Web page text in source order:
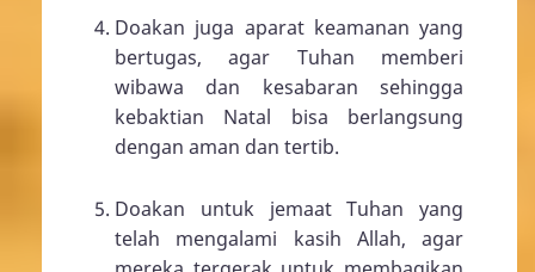
Doakan juga aparat keamanan yang
bertugas, agar Tuhan memberi
wibawa dan kesabaran sehingga
kebaktian Natal bisa berlangsung
dengan aman dan tertib.
Doakan untuk jemaat Tuhan yang
telah mengalami kasih Allah, agar